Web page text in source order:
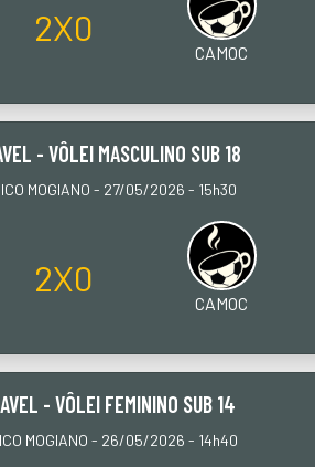
2X0
CAMOC
- VÔLEI MASCULINO SUB 18
MOGIANO - 27/05/2026 - 15h30
2X0
CAMOC
- VÔLEI FEMININO SUB 14
MOGIANO - 26/05/2026 - 14h40